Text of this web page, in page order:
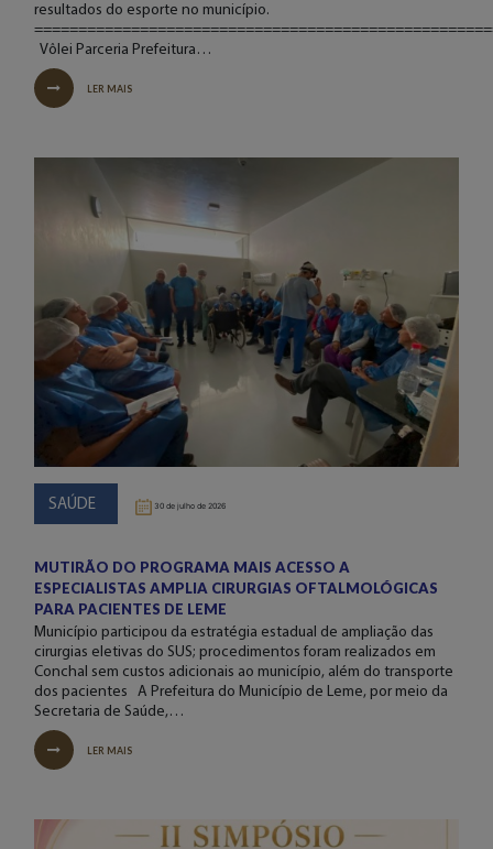
resultados do esporte no município.
Vôlei Parceria Prefeitura…
LER MAIS
SAÚDE 30 de julho de 2026
MUTIRÃO DO PROGRAMA MAIS ACESSO A
ESPECIALISTAS AMPLIA CIRURGIAS OFTALMOLÓGICAS
PARA PACIENTES DE LEME
Município participou da estratégia estadual de ampliação das
cirurgias eletivas do SUS; procedimentos foram realizados em
Conchal sem custos adicionais ao município, além do transporte
dos pacientes A Prefeitura do Município de Leme, por meio da
Secretaria de Saúde,…
LER MAIS